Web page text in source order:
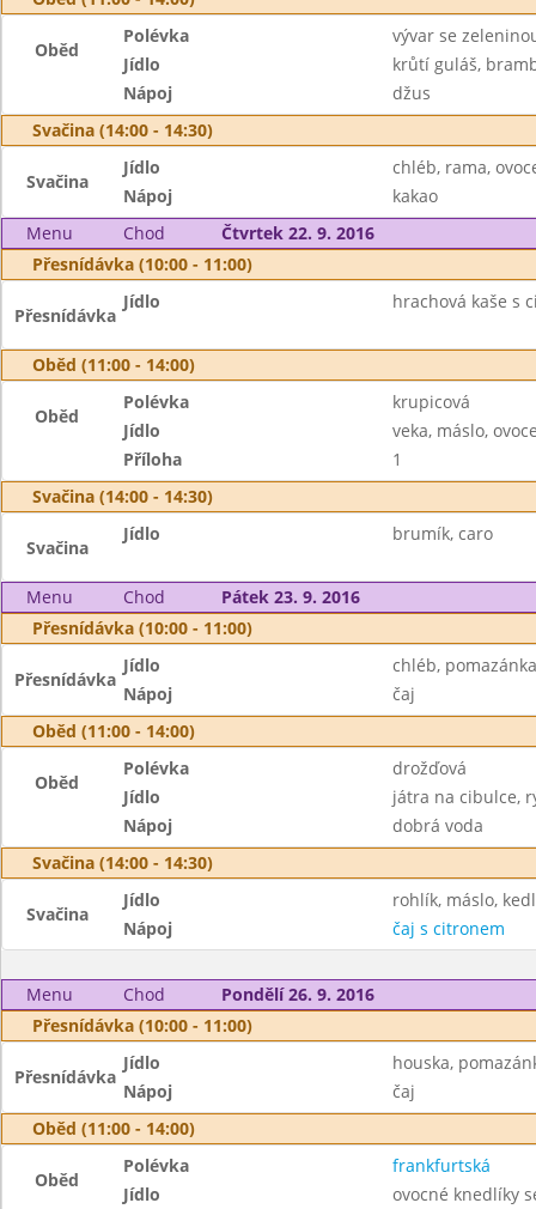
Oběd
Polévka
vývar se
Jídlo
krůtí guláš,
Nápoj
džus
Svačina (14:00 - 14:30)
Svačina
Jídlo
chléb, rama,
Nápoj
kakao
Menu
Chod
Čtvrtek 22. 9. 2016
Přesnídávka (10:00 - 11:00)
Přesnídávka
Jídlo hrachová kaše s
Oběd (11:00 - 14:00)
Oběd
Polévka
krupicová
Jídlo
veka, máslo,
Příloha
1
Svačina (14:00 - 14:30)
Svačina
Jídlo brumík, caro
Menu Chod
Pátek 23. 9. 2016
Přesnídávka (10:00 - 11:00)
Přesnídávka
Jídlo
chléb,
Nápoj
čaj
Oběd (11:00 - 14:00)
Oběd
Polévka
drožďová
Jídlo
játra na cibulce,
Nápoj
dobrá voda
Svačina (14:00 - 14:30)
Svačina
Jídlo
rohlík, máslo,
Nápoj
čaj s citronem
Menu Chod
Pondělí 26. 9. 2016
Přesnídávka (10:00 - 11:00)
Přesnídávka
Jídlo
houska,
Nápoj
čaj
Oběd (11:00 - 14:00)
Oběd
Polévka
frankfurtská
Jídlo
ovocné knedlíky